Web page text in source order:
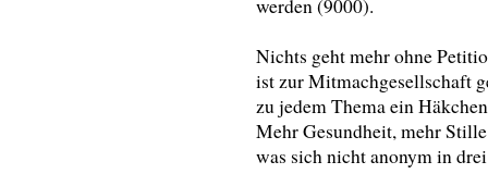
werden (9000).
Nichts geht mehr ohne
ist zur Mitmachgesellschaft
zu jedem Thema ein
Mehr Gesundheit, mehr
was sich nicht anonym in